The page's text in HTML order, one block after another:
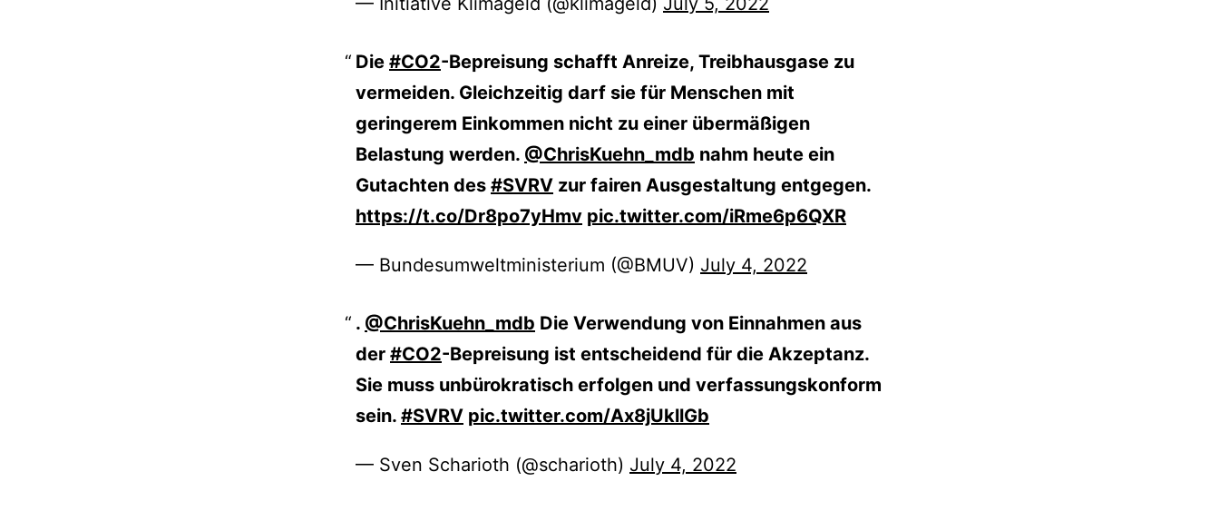
Die #CO2-Bepreisung schafft Anreize, Treibhausgase zu
vermeiden. Gleichzeitig darf sie für Menschen mit
geringerem Einkommen nicht zu einer übermäßigen
Belastung werden. @ChrisKuehn_mdb nahm heute ein
Gutachten des #SVRV zur fairen Ausgestaltung entgegen.
https://t.co/Dr8po7yHmv pic.twitter.com/iRme6p6QXR
— Bundesumweltministerium (@BMUV) July 4, 2022
. @ChrisKuehn_mdb Die Verwendung von Einnahmen aus
der #CO2-Bepreisung ist entscheidend für die Akzeptanz.
Sie muss unbürokratisch erfolgen und verfassungskonform
sein. #SVRV pic.twitter.com/Ax8jUkllGb
— Sven Scharioth (@scharioth) July 4, 2022